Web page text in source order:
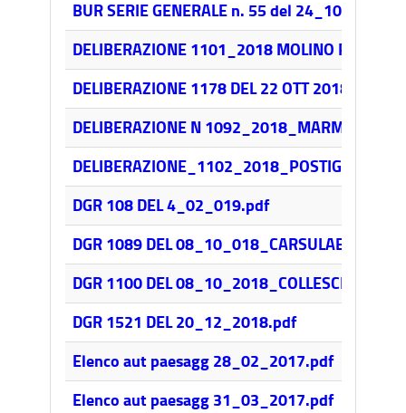
BUR SERIE GENERALE n. 55 del 24_10_018
DELIBERAZIONE 1101_2018 MOLINO
DELIBERAZIONE 1178 DEL 22 OTT
DELIBERAZIONE N 1092_2018_MARMORE.pdf
DGR 108 DEL 4_02_019.pdf
DGR 1089 DEL 08_10_018_CARSULAE.pdf
DGR 1100 DEL 08_10_2018_COLLESCIPOLI.pdf
DGR 1521 DEL 20_12_2018.pdf
Elenco aut paesagg 28_02_2017.pdf
Elenco aut paesagg 31_03_2017.pdf